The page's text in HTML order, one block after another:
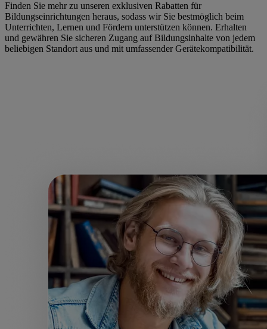
Finden Sie mehr zu unseren exklusiven Rabatten für
Bildungseinrichtungen heraus, sodass wir Sie bestmöglich beim
Unterrichten, Lernen und Fördern unterstützen können. Erhalten
und gewähren Sie sicheren Zugang auf Bildungsinhalte von jedem
beliebigen Standort aus und mit umfassender Gerätekompatibilität.